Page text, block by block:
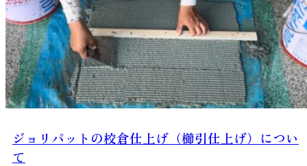
ジョリパットの校倉仕上げ（櫛引仕上げ）につい
て